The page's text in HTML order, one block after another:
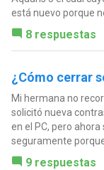
está nuevo porque
8 respuestas
¿Cómo cerrar
Mi hermana no
solicitó nueva
en el PC, pero
seguramente
9 respuestas